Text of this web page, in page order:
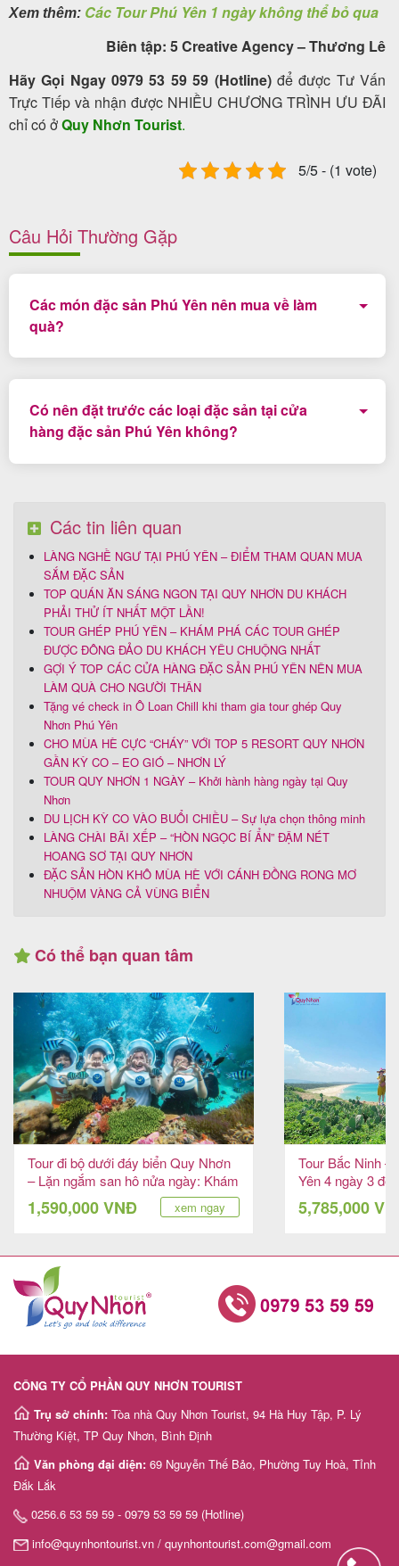
Xem thêm: Các Tour Phú Yên 1 ngày không thể bỏ qua
Biên tập: 5 Creative Agency – Thương Lê
Hãy Gọi Ngay 0979 53 59 59 (Hotline) để được Tư Vấn
Trực Tiếp và nhận được NHIỀU CHƯƠNG TRÌNH ƯU ĐÃI
chỉ có ởQuy Nhơn Tourist.
5/5 - (1 vote)
Câu Hỏi Thường Gặp
Các món đặc sản Phú Yên nên mua về làm
quà?
dương,... về làm quà cho người thân.
Có nên đặt trước các loại đặc sản tại cửa
hàng đặc sản Phú Yên không?
đặc sản Phú Yên.
Các tin liên quan
LÀNG NGHỀ NGƯ TẠI PHÚ YÊN – ĐIỂM THAM QUAN MUA
SẮM ĐẶC SẢN
TOP QUÁN ĂN SÁNG NGON TẠI QUY NHƠN DU KHÁCH
PHẢI THỬ ÍT NHẤT MỘT LẦN!
TOUR GHÉP PHÚ YÊN – KHÁM PHÁ CÁC TOUR GHÉP
ĐƯỢC ĐÔNG ĐẢO DU KHÁCH YÊU CHUỘNG NHẤT
GỢI Ý TOP CÁC CỬA HÀNG ĐẶC SẢN PHÚ YÊN NÊN MUA
LÀM QUÀ CHO NGƯỜI THÂN
Tặng vé check in Ô Loan Chill khi tham gia tour ghép Quy
Nhơn Phú Yên
CHO MÙA HÈ CỰC “CHÁY” VỚI TOP 5 RESORT QUY NHƠN
GẦN KỲ CO – EO GIÓ – NHƠN LÝ
TOUR QUY NHƠN 1 NGÀY – Khởi hành hàng ngày tại Quy
Nhơn
DU LỊCH KỲ CO VÀO BUỔI CHIỀU – Sự lựa chọn thông minh
LÀNG CHÀI BÃI XẾP – “HÒN NGỌC BÍ ẨN” ĐẬM NÉT
HOANG SƠ TẠI QUY NHƠN
ĐẶC SẢN HÒN KHÔ MÙA HÈ VỚI CÁNH ĐỒNG RONG MƠ
NHUỘM VÀNG CẢ VÙNG BIỂN
Có thể bạn quan tâm
Tour đi bộ dưới đáy biển Quy Nhơn
– Lặn ngắm san hô nửa ngày: Khám
phá đại dương kỳ vĩ
1,590,000 VNĐ xem ngay
Tour Bắc Ninh –
Yên 4 ngày 3
5,785,000
CÔNG TY CỔ PHẦN QUY NHƠN TOURIST
Trụ sở chính: Tòa nhà Quy Nhơn Tourist, 94 Hà Huy Tập, P. Lý
Thường Kiệt, TP Quy Nhơn, Bình Định
Văn phòng đại diện: 69 Nguyễn Thế Bảo, Phường Tuy Hoà, Tỉnh
Đắk Lắk
0256.6 53 59 59 - 0979 53 59 59 (Hotline)
info@quynhontourist.vn / quynhontourist.com@gmail.com